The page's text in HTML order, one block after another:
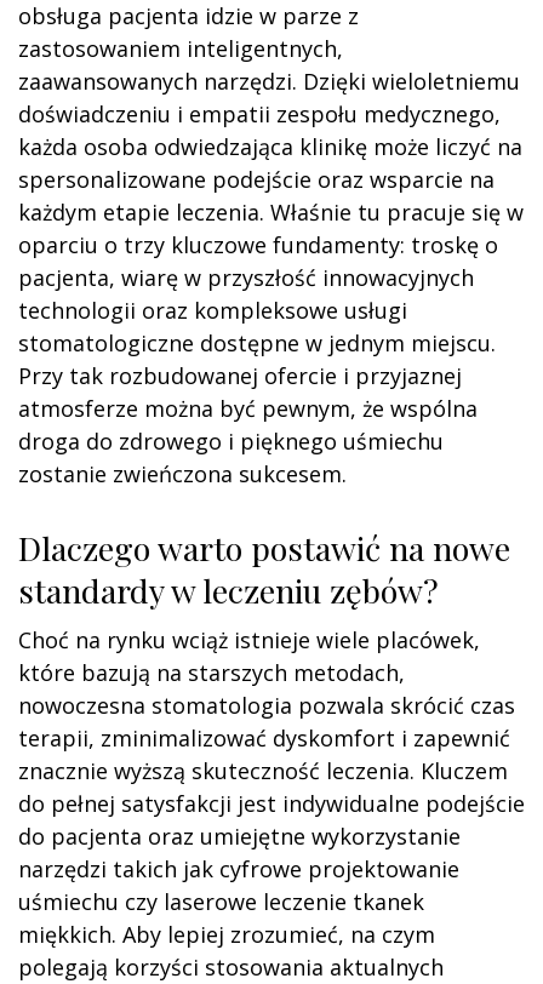
obsługa pacjenta idzie w parze z
zastosowaniem inteligentnych,
zaawansowanych narzędzi. Dzięki wieloletniemu
doświadczeniu i empatii zespołu medycznego,
każda osoba odwiedzająca klinikę może liczyć na
spersonalizowane podejście oraz wsparcie na
każdym etapie leczenia. Właśnie tu pracuje się w
oparciu o trzy kluczowe fundamenty: troskę o
pacjenta, wiarę w przyszłość innowacyjnych
technologii oraz kompleksowe usługi
stomatologiczne dostępne w jednym miejscu.
Przy tak rozbudowanej ofercie i przyjaznej
atmosferze można być pewnym, że wspólna
droga do zdrowego i pięknego uśmiechu
zostanie zwieńczona sukcesem.
Dlaczego warto postawić na nowe
standardy w leczeniu zębów?
Choć na rynku wciąż istnieje wiele placówek,
które bazują na starszych metodach,
nowoczesna stomatologia pozwala skrócić czas
terapii, zminimalizować dyskomfort i zapewnić
znacznie wyższą skuteczność leczenia. Kluczem
do pełnej satysfakcji jest indywidualne podejście
do pacjenta oraz umiejętne wykorzystanie
narzędzi takich jak cyfrowe projektowanie
uśmiechu czy laserowe leczenie tkanek
miękkich. Aby lepiej zrozumieć, na czym
polegają korzyści stosowania aktualnych